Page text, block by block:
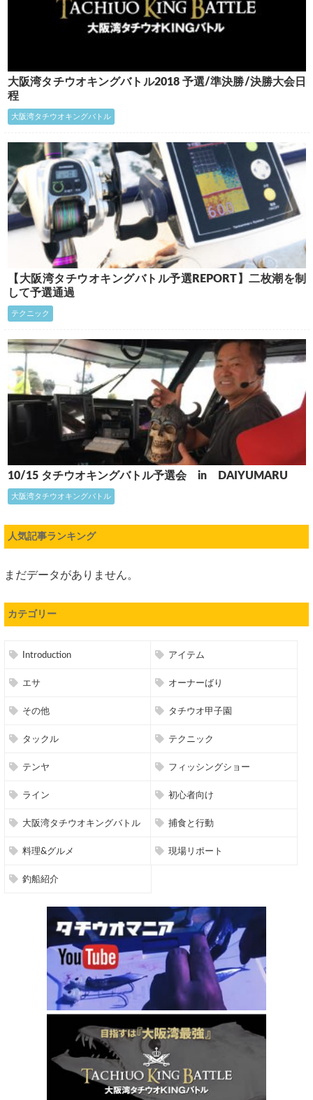
大阪湾タチウオキングバトル2018 予選/準決勝/決勝大会日
程
大阪湾タチウオキングバトル
【大阪湾タチウオキングバトル予選REPORT】二枚潮を制
して予選通過
テクニック
10/15 タチウオキングバトル予選会 in DAIYUMARU
大阪湾タチウオキングバトル
人気記事ランキング
まだデータがありません。
カテゴリー
Introduction アイテム
エサ オーナーばり
その他 タチウオ甲子園
タックル テクニック
テンヤ フィッシングショー
ライン 初心者向け
大阪湾タチウオキングバトル 捕食と行動
料理&グルメ 現場リポート
釣船紹介